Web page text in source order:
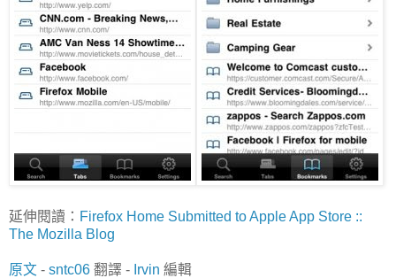
延伸閱讀： Firefox Home Submitted to Apple App Store ::
The Mozilla Blog
原文 - sntc06 翻譯 - Irvin 編輯